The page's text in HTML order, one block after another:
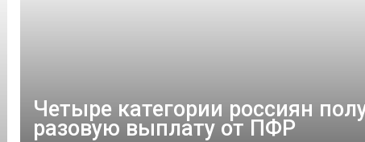
Четыре категории россиян
разовую выплату от ПФР